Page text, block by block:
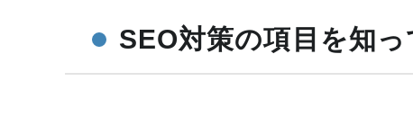
SEO対策の項目を知